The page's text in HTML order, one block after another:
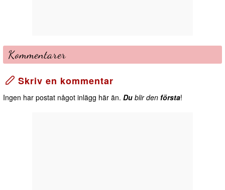
Kommentarer
Skriv en kommentar
Ingen har postat något inlägg här än. Du blir den första!